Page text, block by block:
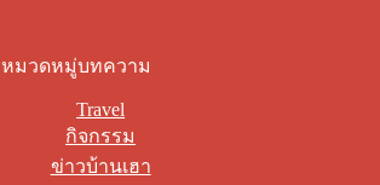
หมวดหมู่บทความ
Travel
กิจกรรม
ข่าวบ้านเฮา